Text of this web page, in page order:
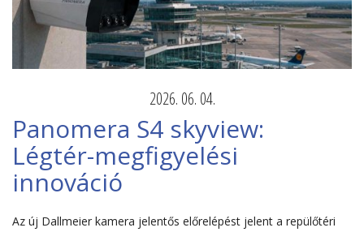
2026. 06. 04.
Panomera S4 skyview:
Légtér-megfigyelési
innováció
Az új Dallmeier kamera jelentős előrelépést jelent a repülőtéri